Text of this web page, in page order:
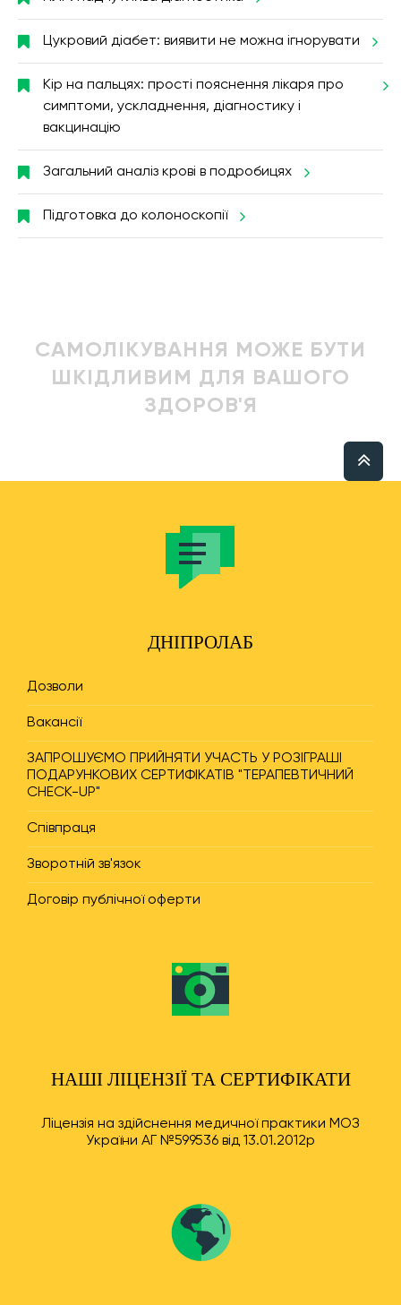
Цукровий діабет: виявити не можна ігнорувати
Кір на пальцях: прості пояснення лікаря про
симптоми, ускладнення, діагностику і
вакцинацію
Загальний аналіз крові в подробицях
Підготовка до колоноскопії
САМОЛІКУВАННЯ МОЖЕ БУТИ
ШКІДЛИВИМ ДЛЯ ВАШОГО
ЗДОРОВ'Я
ДНІПРОЛАБ
Дозволи
Вакансії
ЗАПРОШУЄМО ПРИЙНЯТИ УЧАСТЬ У РОЗІГРАШІ
ПОДАРУНКОВИХ СЕРТИФІКАТІВ "ТЕРАПЕВТИЧНИЙ
CHECK-UP"
Співпраця
Зворотній зв'язок
Договір публічної оферти
НАШІ ЛІЦЕНЗІЇ ТА СЕРТИФІКАТИ
Ліцензія на здійснення медичної практики МОЗ
України АГ №599536 від 13.01.2012р